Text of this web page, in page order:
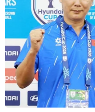
trường hợp trẻ bị
viêm phổi, cần
uống.
Trẻ lớn cần đảm
dưỡng, uống
chứa nhiều